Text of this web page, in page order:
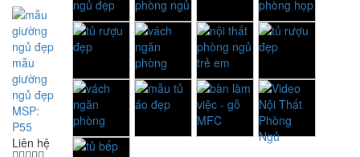
mẫu
giường
ngủ đẹp
MSP:
P55
Liên hệ